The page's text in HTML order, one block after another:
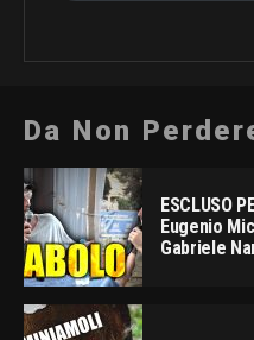
Da Non
ESCLUSO
Eugenio
Gabriele